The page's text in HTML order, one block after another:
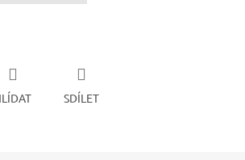
SDÍLET